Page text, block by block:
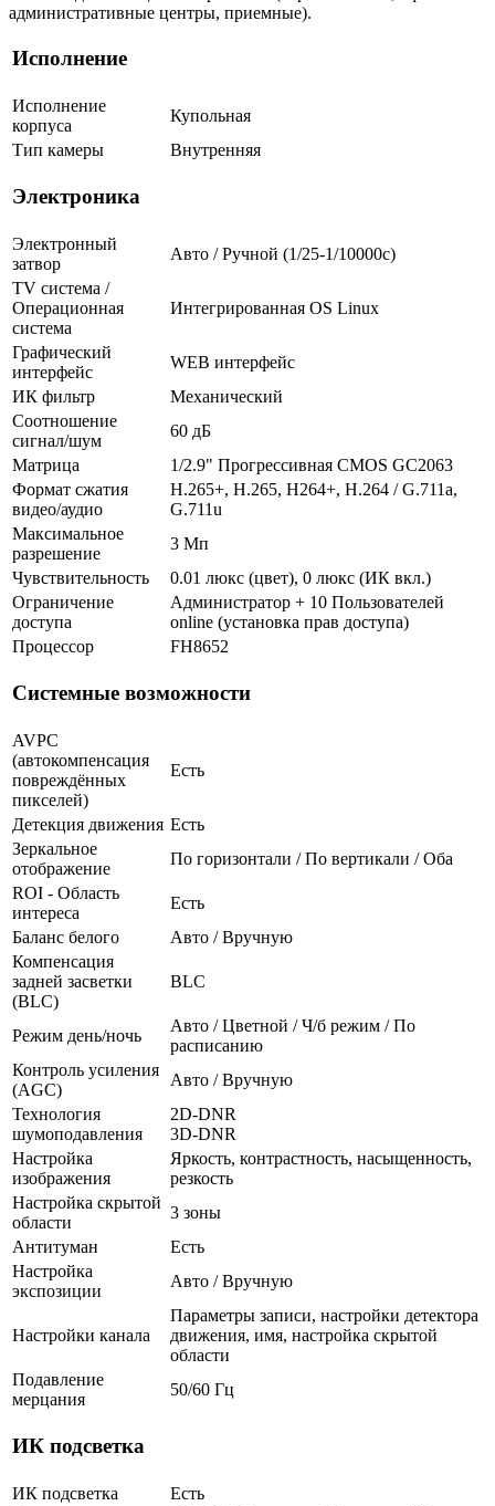
административные центры, приемные).
Исполнение
Исполнение
корпуса
Купольная
Тип камеры
Внутренняя
Электроника
Электронный
затвор
Авто / Ручной (1/25-1/10000c)
TV система /
Операционная
система
Интегрированная OS Linux
Графический
интерфейс
WEB интерфейс
ИК фильтр
Механический
Соотношение
сигнал/шум
60 дБ
Матрица
1/2.9" Прогрессивная CMOS GC2063
Формат сжатия
видео/аудио
H.265+, H.265, H264+, H.264 / G.711a,
G.711u
Максимальное
разрешение
3 Мп
Чувствительность
0.01 люкс (цвет), 0 люкс (ИК вкл.)
Ограничение
доступа
Администратор + 10 Пользователей
online (установка прав доступа)
Процессор
FH8652
Системные возможности
AVPC
(автокомпенсация
повреждённых
пикселей)
Есть
Детекция движения Есть
Зеркальное
отображение
По горизонтали / По вертикали / Оба
ROI - Область
интереса
Есть
Баланс белого
Авто / Вручную
Компенсация
задней засветки
(BLC)
BLC
Режим день/ночь
Авто / Цветной / Ч/б режим / По
расписанию
Контроль усиления
(AGC)
Авто / Вручную
Технология
шумоподавления
2D-DNR
3D-DNR
Настройка
изображения
Яркость, контрастность, насыщенность,
резкость
Настройка скрытой
области
3 зоны
Антитуман
Есть
Настройка
экспозиции
Авто / Вручную
Настройки канала
Параметры записи, настройки детектора
движения, имя, настройка скрытой
области
Подавление
мерцания
50/60 Гц
ИК подсветка
ИК подсветка
Есть